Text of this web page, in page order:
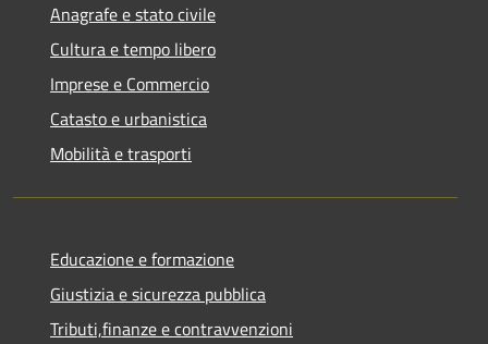
Anagrafe e stato civile
Cultura e tempo libero
Imprese e Commercio
Catasto e urbanistica
Mobilità e trasporti
Educazione e formazione
Giustizia e sicurezza pubblica
Tributi,finanze e contravvenzioni